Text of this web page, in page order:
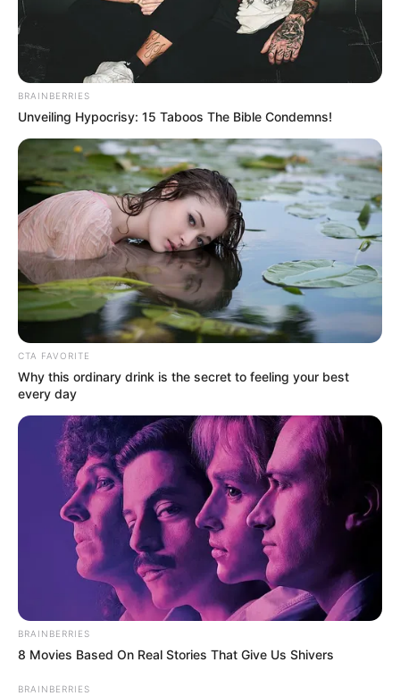
Serem! 9 Chat Ojek Online &
Pelanggan Ini Bikin Auto
Merinding
BRAINBERRIES
Unveiling Hypocrisy: 15 Taboos The Bible Condemns!
CTA FAVORITE
Why this ordinary drink is the secret to feeling your best
every day
BRAINBERRIES
8 Movies Based On Real Stories That Give Us Shivers
BRAINBERRIES